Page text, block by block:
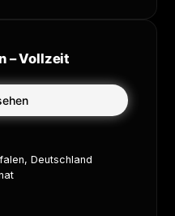
– Vollzeit
Deutschland